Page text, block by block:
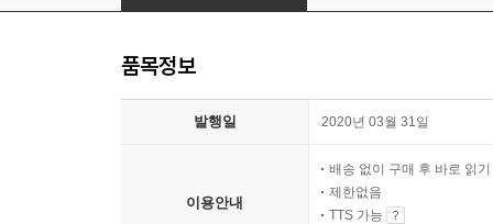
품목정보
발행일 2020년 03월 31일
이용안내
배송 없이 구매 후 바로 읽기
제한없음
TTS 가능